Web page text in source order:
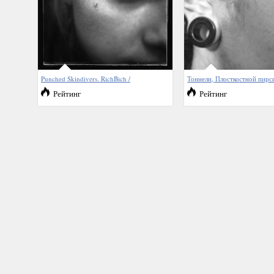
Punched Skindivers. RichBich /
Рейтинг
Тоннели, Плосткостной
Рейтинг